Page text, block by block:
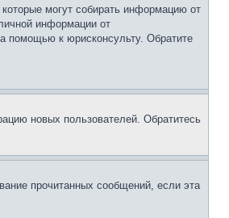
могут собирать информацию от
информации от
помощью к юрисконсульту. Обратите
новых пользователей. Обратитесь
прочитанных сообщений, если эта